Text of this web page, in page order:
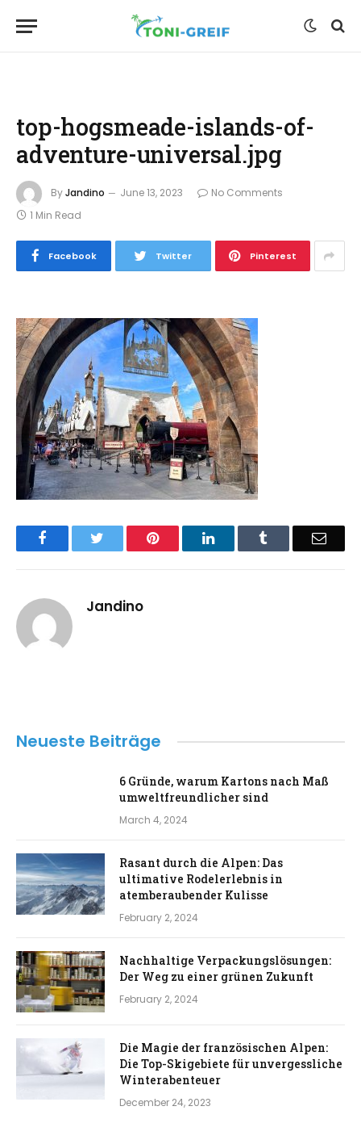
top-hogsmeade-islands-of-
adventure-universal.jpg
ByJandino June 13, 2023
No Comments
1 Min Read
Facebook Twitter Pinterest
Facebook Pinterest LinkedIn Email
Jandino
Neueste Beiträge
6 Gründe, warum Kartons nach Maß
umweltfreundlicher sind
March 4, 2024
Rasant durch die Alpen: Das
ultimative Rodelerlebnis in
atemberaubender Kulisse
February 2, 2024
Nachhaltige Verpackungslösungen:
Der Weg zu einer grünen Zukunft
February 2, 2024
Die Magie der französischen Alpen:
Die Top-Skigebiete für unvergessliche
Winterabenteuer
December 24, 2023